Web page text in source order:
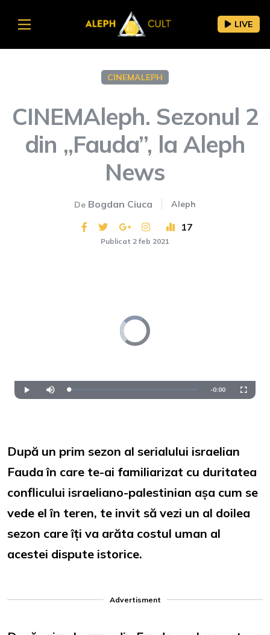
LIVE
CINEMALEPH
CINEMAleph. Sezonul 2
din „Fauda”, la Aleph
News
De Bogdan Ciuca Aleph
17
Publicat 2 feb 2021
Video
Player
is
loading.
Play Mute Loaded
0%
Remaining
-0:00
După un prim sezon al serialului israelian
Fauda în care te-ai familiarizat cu duritatea
conflicului israeliano-palestinian așa cum se
vede el în teren, te invit să vezi un al doilea
sezon care îți va arăta costul uman al
acestei dispute istorice.
Advertisment